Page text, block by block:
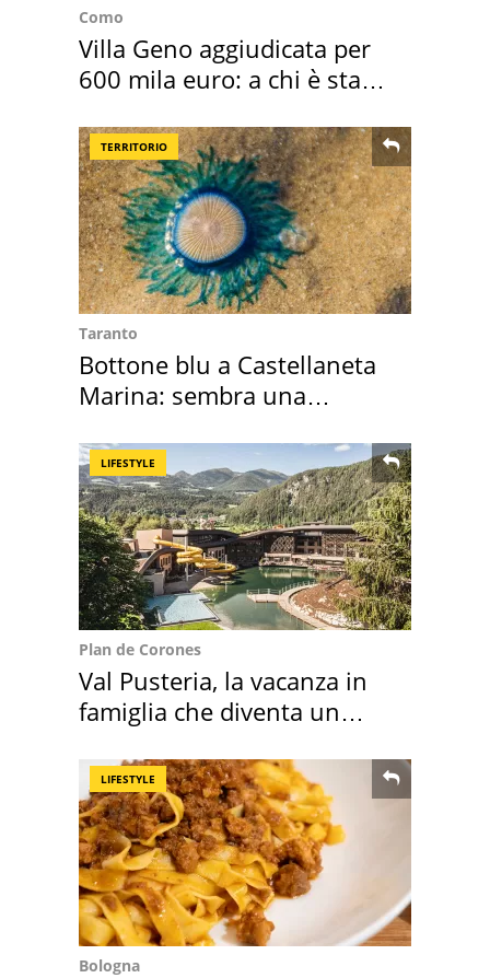
Como
Villa Geno aggiudicata per
600 mila euro: a chi è stata
TERRITORIO
Taranto
Bottone blu a Castellaneta
Marina: sembra una
LIFESTYLE
Plan de Corones
Val Pusteria, la vacanza in
famiglia che diventa un
LIFESTYLE
Bologna